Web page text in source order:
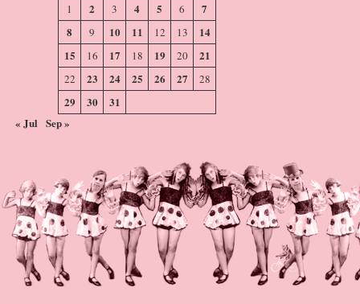
1 2 3 4 5 6
7
8
9 10 11 12 13
14
15
16 17 18 19 20 21
22 23 24 25 26 27 28
29 30
31
« Jul Sep »